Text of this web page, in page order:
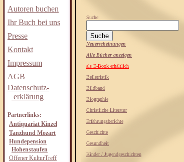
Autoren buchen
Ihr Buch bei uns
Presse
Kontakt
Impressum
AGB
Datenschutz-
erklärung
Partnerlinks:
Antiquariat Kinzel
Tanzhund Mozart
Hundepension
Hohenstaufen
Offener KulturTreff
Suche:
Neuerscheinungen
Alle Bücher anzeigen
als E-Book erhältlich
Belletristik
Bildband
Biographie
Christliche Literatur
Erfahrungsberichte
Geschichte
Gesundheit
Kinder / Jugendgeschichten